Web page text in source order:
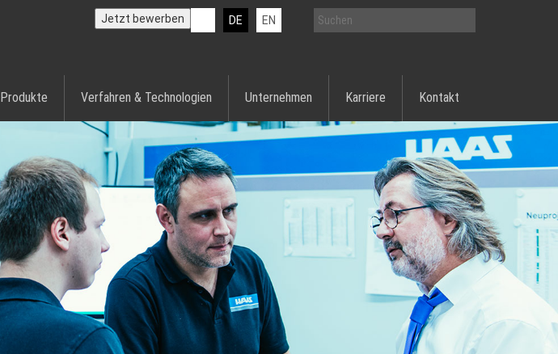
DE EN
Jetzt bewerben
Produkte Verfahren & Technologien Unternehmen Karriere Kontakt